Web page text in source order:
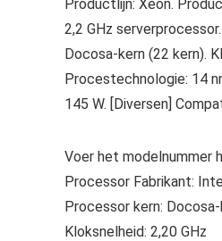
Productlijn: Xeon.
2,2 GHz
Docosa-kern (22 kern).
Procestechnologie: 14
145 W. [Diversen]
Voer het modelnummer
Processor Fabrikant:
Processor kern:
Kloksnelheid: 2,20 GHz